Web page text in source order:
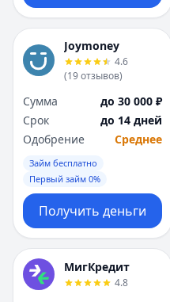
Joymoney
4.6
(19отзывов)
Сумма
до 30 000 ₽
Срок
до 14 дней
Одобрение
Среднее
Займ бесплатно
Первый займ 0%
Получить деньги
МигКредит
4.8